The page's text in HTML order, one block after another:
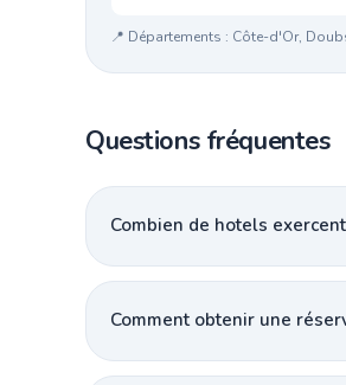
📍 Départements : Côte-d'Or,
Questions fréquentes
Combien de hotels
Comment obtenir une